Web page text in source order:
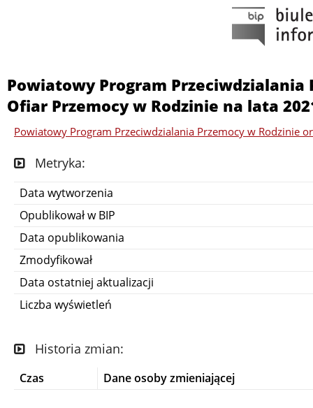
Powiatowy Program Przeciwdzialania
Ofiar Przemocy w Rodzinie na lata
Powiatowy Program Przeciwdzialania Przemocy w Rodzinie
Metryka:
Data wytworzenia
Opublikował w BIP
Data opublikowania
Zmodyfikował
Data ostatniej aktualizacji
Liczba wyświetleń
Historia zmian:
Czas Dane osoby zmieniającej